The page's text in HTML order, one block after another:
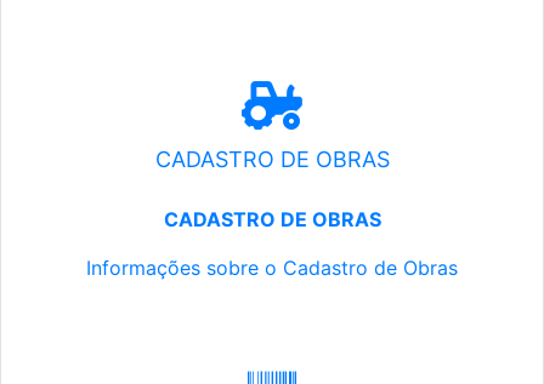
CADASTRO DE OBRAS
CADASTRO DE OBRAS
Informações sobre o Cadastro de Obras